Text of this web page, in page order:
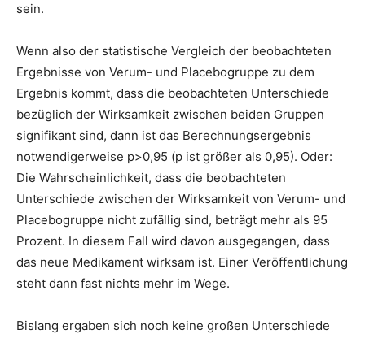
sein.
Wenn also der statistische Vergleich der beobachteten
Ergebnisse von Verum- und Placebogruppe zu dem
Ergebnis kommt, dass die beobachteten Unterschiede
bezüglich der Wirksamkeit zwischen beiden Gruppen
signifikant sind, dann ist das Berechnungsergebnis
notwendigerweise p>0,95 (p ist größer als 0,95). Oder:
Die Wahrscheinlichkeit, dass die beobachteten
Unterschiede zwischen der Wirksamkeit von Verum- und
Placebogruppe nicht zufällig sind, beträgt mehr als 95
Prozent. In diesem Fall wird davon ausgegangen, dass
das neue Medikament wirksam ist. Einer Veröffentlichung
steht dann fast nichts mehr im Wege.
Bislang ergaben sich noch keine großen Unterschiede